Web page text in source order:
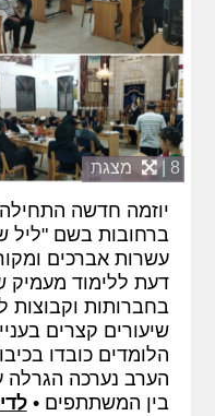
8 | מצגת
יוזמה חדשה
ברחובות בשם "ליל
עשרות אברכים
דעת ללימוד
בחברותות וקבוצות
שיעורים קצרים
הלומדים כובדו
בין המשתתפים •